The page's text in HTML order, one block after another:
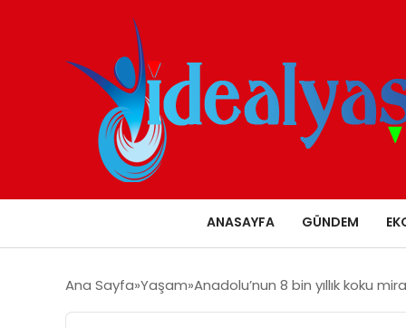
ANASAYFA GÜNDEM
Ana Sayfa Yaşam Anadolu’nun 8 bin yıllık koku